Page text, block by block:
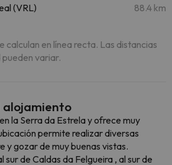
(VRL) 88.4 km
calculan en línea recta. Las distancias
variar.
alojamiento
la Serra da Estrela y ofrece muy
permite realizar diversas
y gozar de muy buenas vistas.
sur de Caldas da Felgueira , al sur de